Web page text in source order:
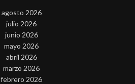
agosto 2026
julio 2026
junio 2026
mayo 2026
abril 2026
marzo 2026
febrero 2026